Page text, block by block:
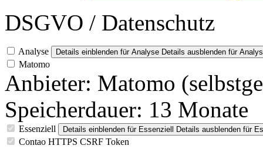
DSGVO / Datenschutz
Analyse Details einblenden für Analyse Details ausblenden für
Matomo
Anbieter: Matomo
Speicherdauer: 13 Monate
Essenziell Details einblenden für Essenziell Details ausblenden für
Contao HTTPS CSRF Token